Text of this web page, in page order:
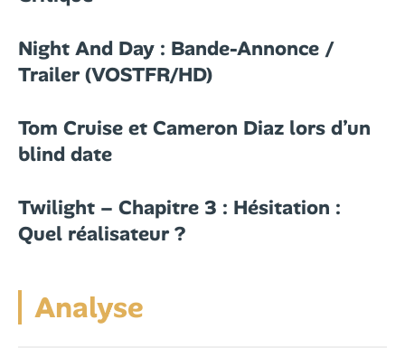
Night And Day : Bande-Annonce /
Trailer (VOSTFR/HD)
Tom Cruise et Cameron Diaz lors d’un
blind date
Twilight – Chapitre 3 : Hésitation :
Quel réalisateur ?
Analyse